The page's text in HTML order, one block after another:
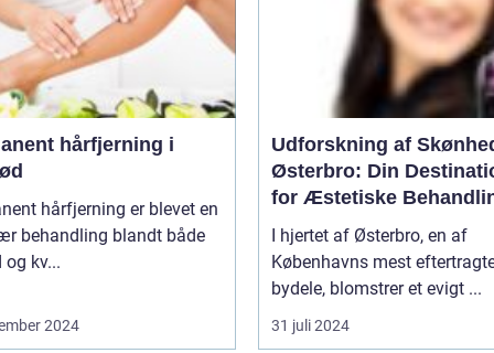
hårfjerning i
hårfjerning er blevet en
behandling blandt både
kv...
2024
Udforskning af
Østerbro: Din
for Æstetiske
I hjertet af Østerbro, en af
Københavns mest
bydele, blomstrer et evigt ...
31 juli 2024